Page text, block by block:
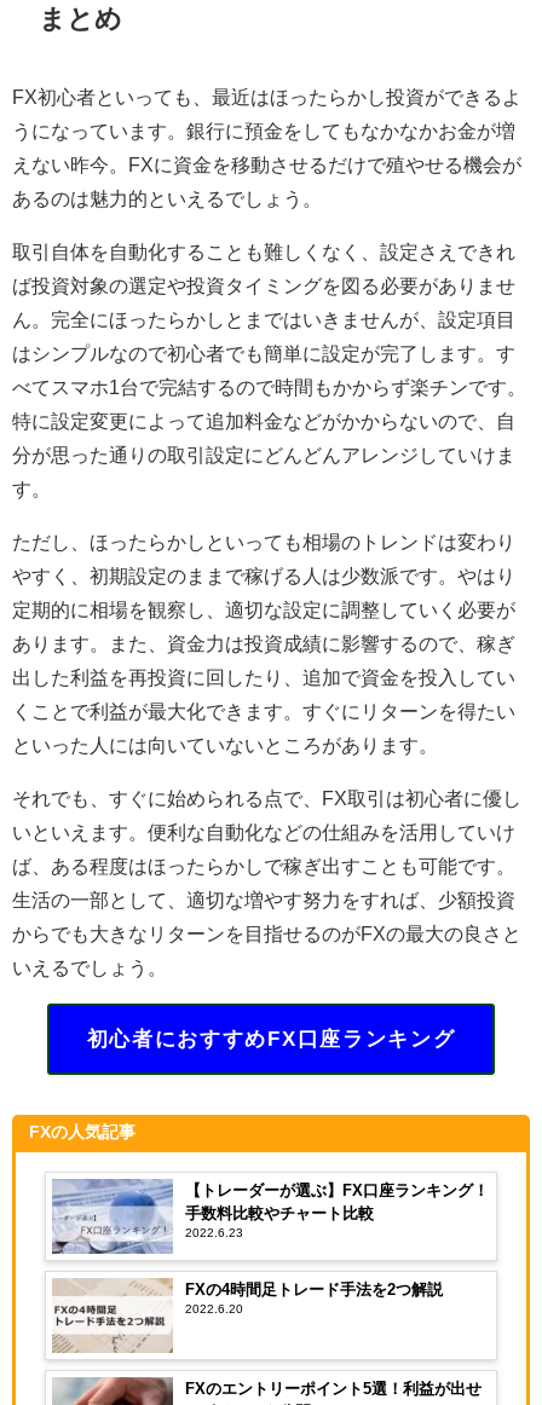
まとめ
FX初心者といっても、最近はほったらかし投資ができるよ
うになっています。銀行に預金をしてもなかなかお金が増
えない昨今。FXに資金を移動させるだけで殖やせる機会が
あるのは魅力的といえるでしょう。
取引自体を自動化することも難しくなく、設定さえできれ
ば投資対象の選定や投資タイミングを図る必要がありませ
ん。完全にほったらかしとまではいきませんが、設定項目
はシンプルなので初心者でも簡単に設定が完了します。す
べてスマホ1台で完結するので時間もかからず楽チンです。
特に設定変更によって追加料金などがかからないので、自
分が思った通りの取引設定にどんどんアレンジしていけま
す。
ただし、ほったらかしといっても相場のトレンドは変わり
やすく、初期設定のままで稼げる人は少数派です。やはり
定期的に相場を観察し、適切な設定に調整していく必要が
あります。また、資金力は投資成績に影響するので、稼ぎ
出した利益を再投資に回したり、追加で資金を投入してい
くことで利益が最大化できます。すぐにリターンを得たい
といった人には向いていないところがあります。
それでも、すぐに始められる点で、FX取引は初心者に優し
いといえます。便利な自動化などの仕組みを活用していけ
ば、ある程度はほったらかしで稼ぎ出すことも可能です。
生活の一部として、適切な増やす努力をすれば、少額投資
からでも大きなリターンを目指せるのがFXの最大の良さと
いえるでしょう。
初心者におすすめFX口座ランキング
FXの人気記事
【トレーダーが選ぶ】FX口座ランキング！
手数料比較やチャート比較
2022.6.23
FXの4時間足トレード手法を2つ解説
2022.6.20
FXのエントリーポイント5選！利益が出せ